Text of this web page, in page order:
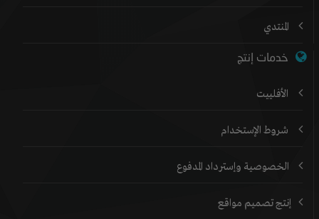
المنتدي
خدمات إنتج
الأفلييت
شروط الإستخدام
الخصوصية وإسترداد المدفوع
إنتج تصميم مواقع